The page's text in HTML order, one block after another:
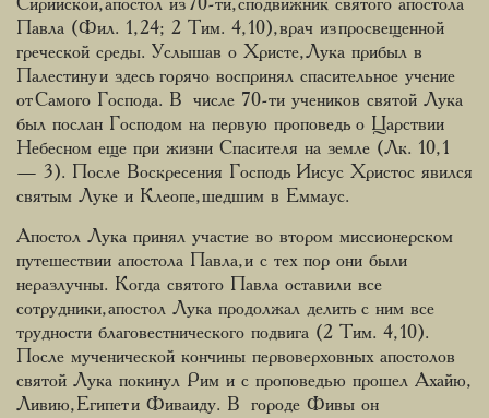
Сирийской, апостол из 70-ти, сподвижник святого апостола
Павла (Фил. 1, 24; 2 Тим. 4, 10), врач из просвещенной
греческой среды. Услышав о Христе, Лука прибыл в
Палестину и здесь горячо воспринял спасительное учение
от Самого Господа. В числе 70-ти учеников святой Лука
был послан Господом на первую проповедь о Царствии
Небесном еще при жизни Спасителя на земле (Лк. 10, 1
— 3). После Воскресения Господь Иисус Христос явился
святым Луке и Клеопе, шедшим в Еммаус.
Апостол Лука принял участие во втором миссионерском
путешествии апостола Павла, и с тех пор они были
неразлучны. Когда святого Павла оставили все
сотрудники, апостол Лука продолжал делить с ним все
трудности благовестнического подвига (2 Тим. 4, 10).
После мученической кончины первоверховных апостолов
святой Лука покинул Рим и с проповедью прошел Ахайю,
Ливию, Египет и Фиваиду. В городе Фивы он